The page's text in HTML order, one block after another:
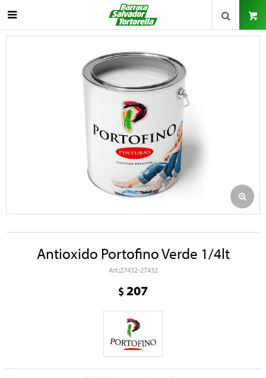

Antioxido Portofino Verde 1/4lt
27432-27432
$ 207